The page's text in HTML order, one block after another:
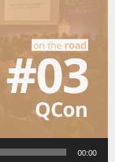
00:00